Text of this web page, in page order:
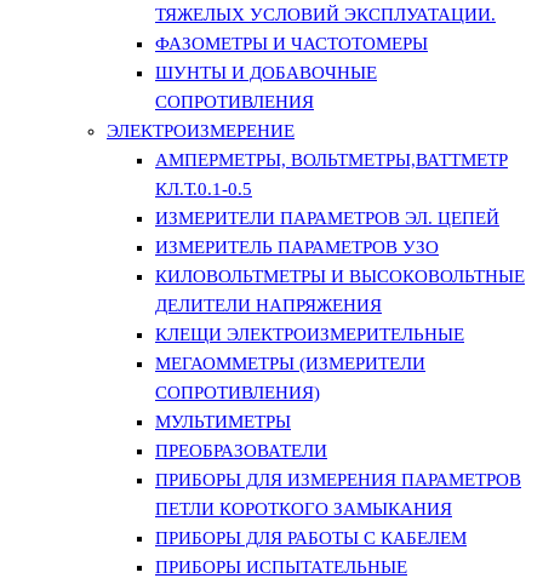
ТЯЖЕЛЫХ УСЛОВИЙ ЭКСПЛУАТАЦИИ.
ФАЗОМЕТРЫ И ЧАСТОТОМЕРЫ
ШУНТЫ И ДОБАВОЧНЫЕ
СОПРОТИВЛЕНИЯ
ЭЛЕКТРОИЗМЕРЕНИЕ
АМПЕРМЕТРЫ, ВОЛЬТМЕТРЫ,ВАТТМЕТР
КЛ.Т.0.1-0.5
ИЗМЕРИТЕЛИ ПАРАМЕТРОВ ЭЛ. ЦЕПЕЙ
ИЗМЕРИТЕЛЬ ПАРАМЕТРОВ УЗО
КИЛОВОЛЬТМЕТРЫ И ВЫСОКОВОЛЬТНЫЕ
ДЕЛИТЕЛИ НАПРЯЖЕНИЯ
КЛЕЩИ ЭЛЕКТРОИЗМЕРИТЕЛЬНЫЕ
МЕГАОММЕТРЫ (ИЗМЕРИТЕЛИ
СОПРОТИВЛЕНИЯ)
МУЛЬТИМЕТРЫ
ПРЕОБРАЗОВАТЕЛИ
ПРИБОРЫ ДЛЯ ИЗМЕРЕНИЯ ПАРАМЕТРОВ
ПЕТЛИ КОРОТКОГО ЗАМЫКАНИЯ
ПРИБОРЫ ДЛЯ РАБОТЫ С КАБЕЛЕМ
ПРИБОРЫ ИСПЫТАТЕЛЬНЫЕ